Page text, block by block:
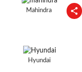
Mahindra
Hyundai